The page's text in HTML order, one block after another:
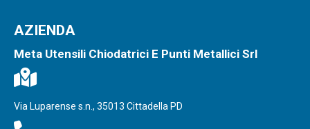
AZIENDA
Meta Utensili Chiodatrici E Punti Metallici Srl
Via Luparense s.n., 35013 Cittadella PD